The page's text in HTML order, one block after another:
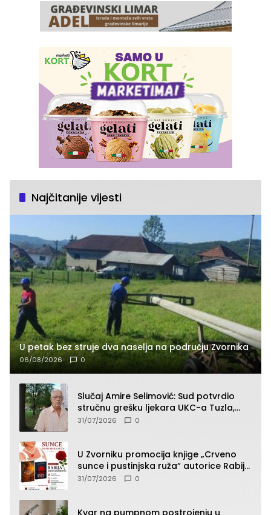
Najčitanije vijesti
U petak bez struje dva naselja na području Zvornika
06/08/2026 0
Slučaj Amire Selimović: Sud potvrdio
stručnu grešku ljekara UKC-a Tuzla,
presudan dokaz ostala obdukcija
31/07/2026 0
U Zvorniku promocija knjige „Crveno
sunce i pustinjska ruža“ autorice Rabije
Avdić-Hamidović
31/07/2026 0
Kvar na pumpnom postrojenju u